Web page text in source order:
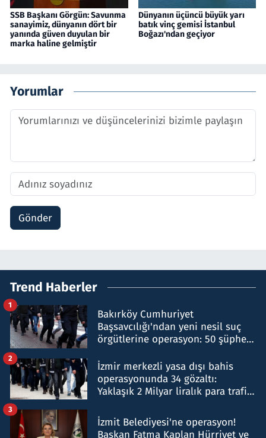
SSB Başkanı Görgün: Savunma
sanayimiz, dünyanın dört bir
yanında güven duyulan bir
marka haline gelmiştir
Dünyanın üçüncü büyük yarı
batık vinç gemisi İstanbul
Boğazı'ndan geçiyor
Yorumlar
Gönder
Trend Haberler
Bakırköy Cumhuriyet
Başsavcılığı'ndan yeni nesil suç
örgütlerine operasyon: 50 şüpheli
1
İzmir merkezli yasa dışı bahis
operasyonunda 34 gözaltı:
Yaklaşık 2 Milyar liralık para trafiği
2
İzmit Belediyesi'ne operasyon!
Başkan Fatma Kaplan Hürriyet ve
3